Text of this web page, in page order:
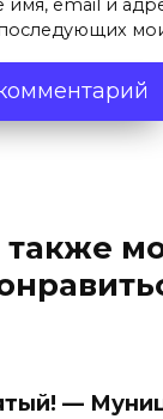
имя, email и
также
—